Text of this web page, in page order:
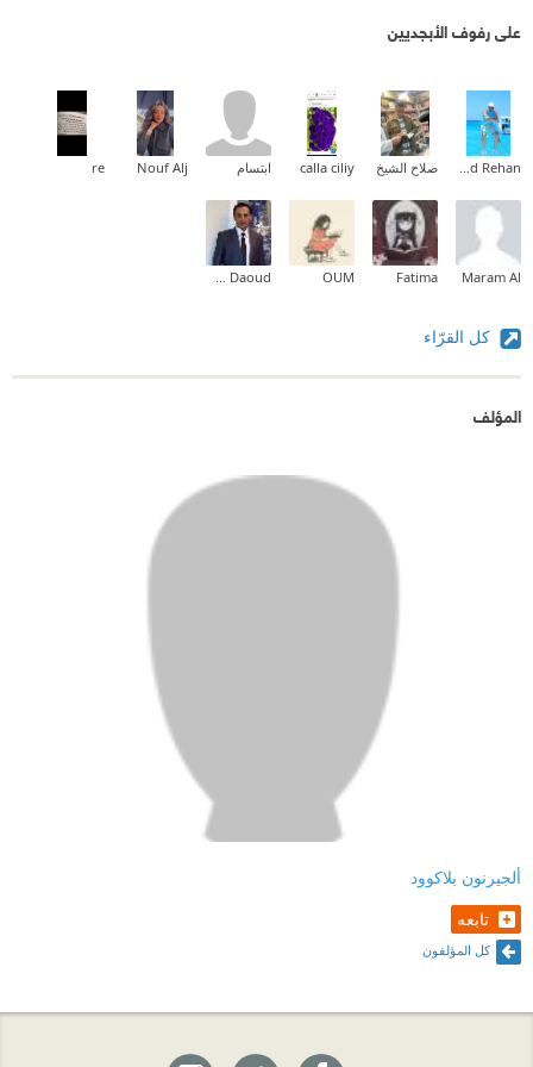
على رفوف الأبجديين
صلاح الشيخ calla ciliy ابتسام Nouf Alj
re
Maram Al
Fatima
OUM
كل القرّاء
المؤلف
ألجيرنون بلاكوود
تابعه
كل المؤلفون